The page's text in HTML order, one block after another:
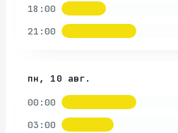
18:00
21:00
пн, 10 авг.
00:00
03:00